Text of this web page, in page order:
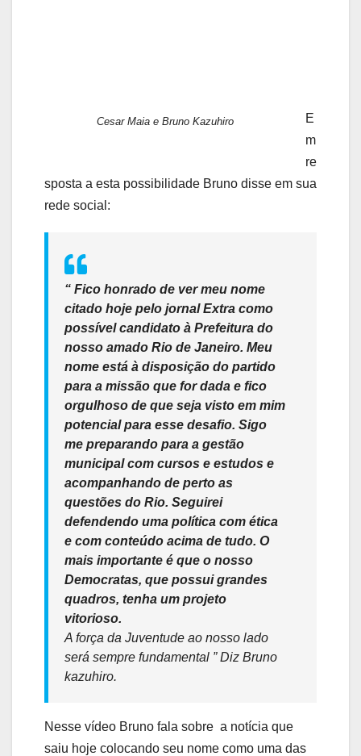
Cesar Maia e Bruno Kazuhiro
E
m
re
sposta a esta possibilidade Bruno disse em sua
rede social:
“ Fico honrado de ver meu nome
citado hoje pelo jornal Extra como
possível candidato à Prefeitura do
nosso amado Rio de Janeiro. Meu
nome está à disposição do partido
para a missão que for dada e fico
orgulhoso de que seja visto em mim
potencial para esse desafio. Sigo
me preparando para a gestão
municipal com cursos e estudos e
acompanhando de perto as
questões do Rio. Seguirei
defendendo uma política com ética
e com conteúdo acima de tudo. O
mais importante é que o nosso
Democratas, que possui grandes
quadros, tenha um projeto
vitorioso.
A força da Juventude ao nosso lado
será sempre fundamental ” Diz Bruno
kazuhiro.
Nesse vídeo Bruno fala sobre a notícia que
saiu hoje colocando seu nome como uma das